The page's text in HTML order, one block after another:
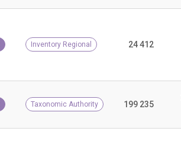
Inventory Regional 24 412
Taxonomic Authority 199 235